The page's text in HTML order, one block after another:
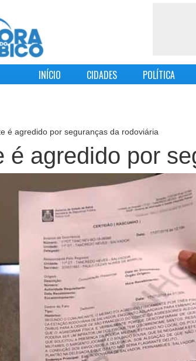
INÍCIO CIDADES POLÍTICA
é agredido por seguranças da rodoviária
é agredido por